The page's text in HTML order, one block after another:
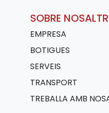
SOBRE
EMPRESA
BOTIGUES
SERVEIS
TRANSPORT
TREBALLA AMB